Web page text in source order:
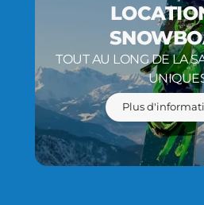
TOUT AU LONG DE LA
Plus